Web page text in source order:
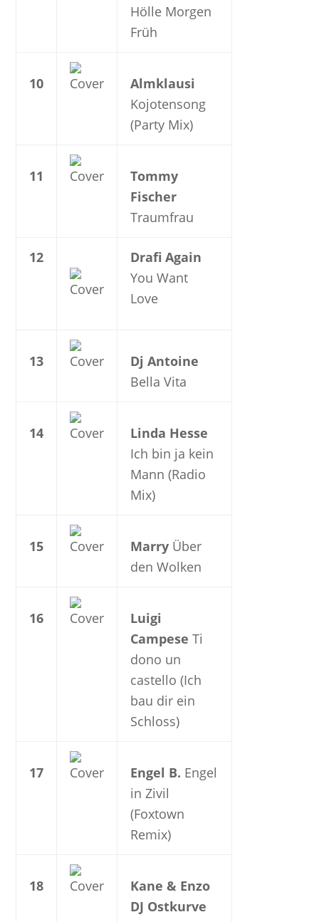
Hölle Morgen
Früh
10
Almklausi
Kojotensong
(Party Mix)
11
Tommy
Fischer
Traumfrau
12
Drafi Again
You Want
Love
13
Dj Antoine
Bella Vita
14
Linda Hesse
Ich bin ja kein
Mann (Radio
Mix)
15 Marry Über
den Wolken
16
Luigi
Campese Ti
dono un
castello (Ich
bau dir ein
Schloss)
17 Engel B. Engel
in Zivil
(Foxtown
Remix)
18
Kane & Enzo
DJ Ostkurve